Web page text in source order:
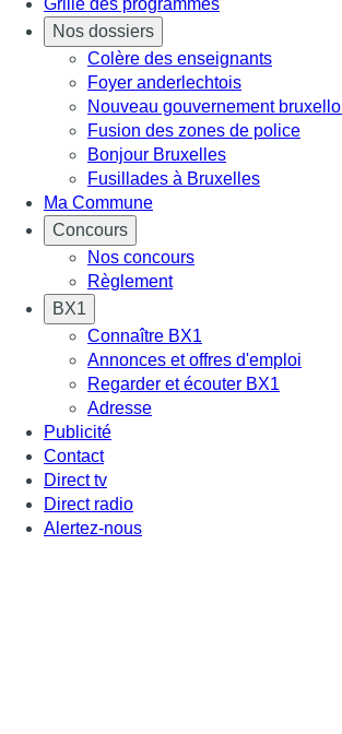
Nos dossiers
Colère des enseignants
Foyer anderlechtois
Nouveau gouvernement
Fusion des zones de police
Bonjour Bruxelles
Fusillades à Bruxelles
Ma Commune
Concours
Nos concours
Règlement
BX1
Connaître BX1
Annonces et offres d'emploi
Regarder et écouter BX1
Adresse
Publicité
Contact
Direct tv
Direct radio
Alertez-nous